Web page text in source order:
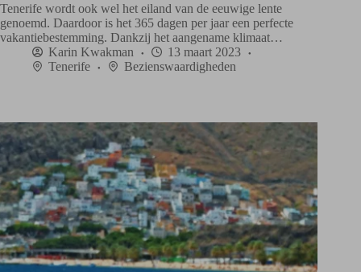
Tenerife wordt ook wel het eiland van de eeuwige lente
genoemd. Daardoor is het 365 dagen per jaar een perfecte
vakantiebestemming. Dankzij het aangename klimaat…
Karin Kwakman
13 maart 2023
Tenerife
Bezienswaardigheden